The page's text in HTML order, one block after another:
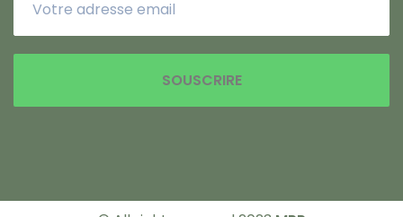
SOUSCRIRE